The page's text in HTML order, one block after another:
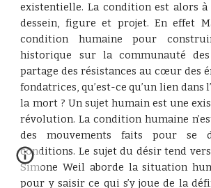
existentielle. La condition est alors
dessein, figure et projet. En effet
condition humaine pour
historique sur la communauté
partage des résistances au cœur des
fondatrices, qu’est-ce qu’un lien dans
la mort ? Un sujet humain est une
révolution. La condition humaine
des mouvements faits pour se
conditions. Le sujet du désir tend
Simone Weil aborde la situation
pour y saisir ce qui s’y joue de la